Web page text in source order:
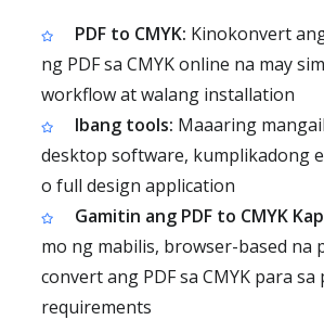
PDF to CMYK: Kinokonvert
ng PDF sa CMYK online na may
workflow at walang installation
Ibang tools: Maaaring
desktop software, kumplikadong
o full design application
Gamitin ang PDF to CMYK
mo ng mabilis, browser-based na
convert ang PDF sa CMYK para
requirements